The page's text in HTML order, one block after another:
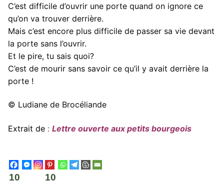
Mon compte
Panier
Paiement
Contact
C’est difficile d’ouvrir une porte quand on ignore ce
qu’on va trouver derrière.
Mais c’est encore plus difficile de passer sa vie devant
la porte sans l’ouvrir.
Et le pire, tu sais quoi?
C’est de mourir sans savoir ce qu’il y avait derrière la
porte !
© Ludiane de Brocéliande
Extrait de : Lettre ouverte aux petits bourgeois
10 10